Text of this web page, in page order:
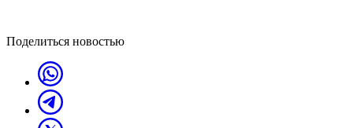
Поделиться новостью